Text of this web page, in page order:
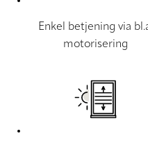
Enkel betjening via
motorisering